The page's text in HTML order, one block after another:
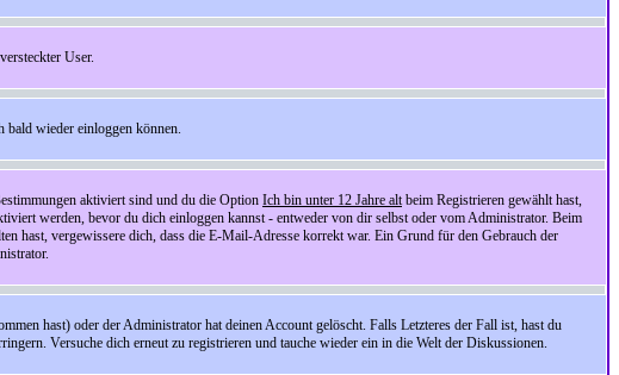
User.
bald wieder einloggen können.
aktiviert sind und du die Option Ich bin unter 12 Jahre altbeim Registrieren gewählt hast,
werden, bevor du dich einloggen kannst - entweder von dir selbst oder vom Administrator. Beim
hast, vergewissere dich, dass die E-Mail-Adresse korrekt war. Ein Grund für den Gebrauch der
hast) oder der Administrator hat deinen Account gelöscht. Falls Letzteres der Fall ist, hast du
Versuche dich erneut zu registrieren und tauche wieder ein in die Welt der Diskussionen.